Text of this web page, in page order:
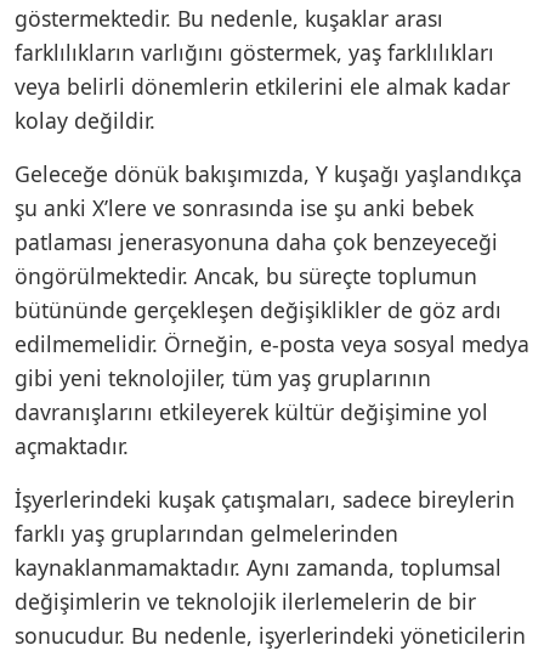
göstermektedir. Bu nedenle, kuşaklar arası
farklılıkların varlığını göstermek, yaş farklılıkları
veya belirli dönemlerin etkilerini ele almak kadar
kolay değildir.
Geleceğe dönük bakışımızda, Y kuşağı yaşlandıkça
şu anki X’lere ve sonrasında ise şu anki bebek
patlaması jenerasyonuna daha çok benzeyeceği
öngörülmektedir. Ancak, bu süreçte toplumun
bütününde gerçekleşen değişiklikler de göz ardı
edilmemelidir. Örneğin, e-posta veya sosyal medya
gibi yeni teknolojiler, tüm yaş gruplarının
davranışlarını etkileyerek kültür değişimine yol
açmaktadır.
İşyerlerindeki kuşak çatışmaları, sadece bireylerin
farklı yaş gruplarından gelmelerinden
kaynaklanmamaktadır. Aynı zamanda, toplumsal
değişimlerin ve teknolojik ilerlemelerin de bir
sonucudur. Bu nedenle, işyerlerindeki yöneticilerin